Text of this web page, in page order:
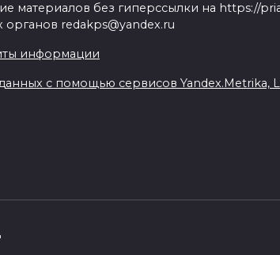
материалов без гиперссылки на https://
redakps@yandex.ru
информации
с помощью сервисов Yandex.Metrika,